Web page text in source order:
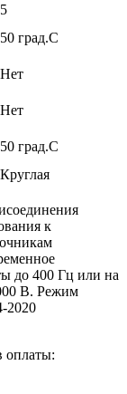
5
50 град.C
Нет
Нет
50 град.C
Круглая
к
до 400 Гц или на
В. Режим
2020
оплаты: